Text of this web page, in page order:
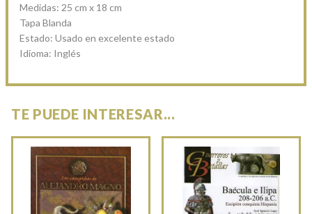
Medidas: 25 cm x 18 cm
Tapa Blanda
Estado: Usado en excelente estado
Idioma: Inglés
TE PUEDE INTERESAR...